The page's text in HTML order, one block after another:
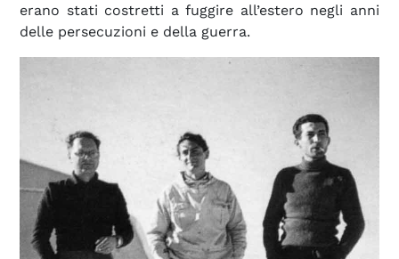
erano stati costretti a fuggire all’estero negli anni
delle persecuzioni e della guerra.